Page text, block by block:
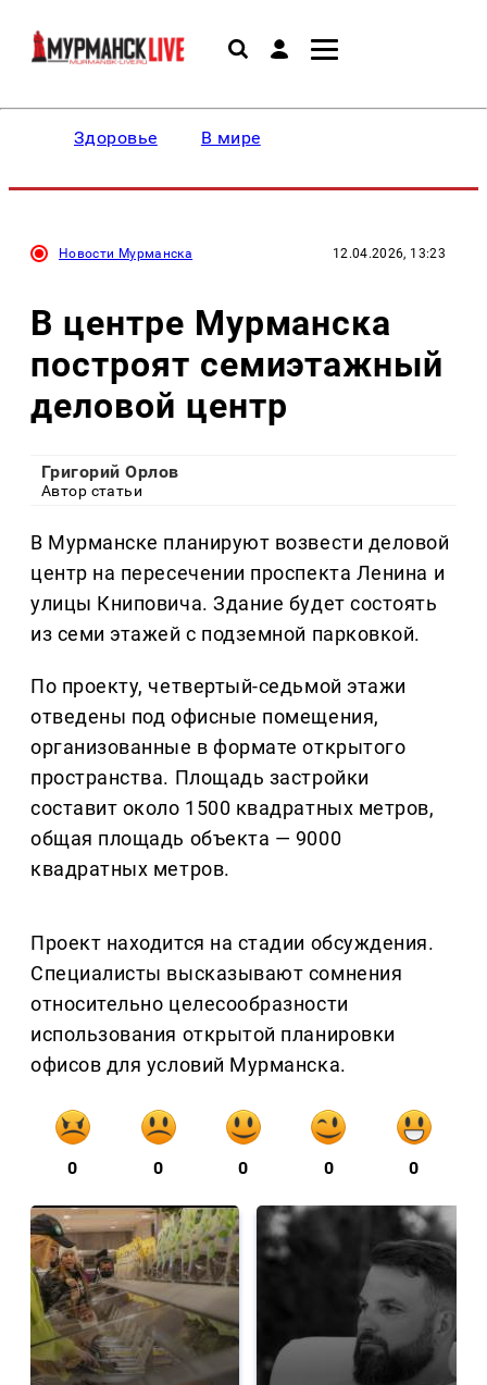
Здоровье В мире
Новости Мурманска 12.04.2026, 13:23
В центре Мурманска
построят семиэтажный
деловой центр
Григорий Орлов
Автор статьи
В Мурманске планируют возвести деловой
центр на пересечении проспекта Ленина и
улицы Книповича. Здание будет состоять
из семи этажей с подземной парковкой.
По проекту, четвертый-седьмой этажи
отведены под офисные помещения,
организованные в формате открытого
пространства. Площадь застройки
составит около 1500 квадратных метров,
общая площадь объекта — 9000
квадратных метров.
Проект находится на стадии обсуждения.
Специалисты высказывают сомнения
относительно целесообразности
использования открытой планировки
офисов для условий Мурманска.
0 0 0 0 0